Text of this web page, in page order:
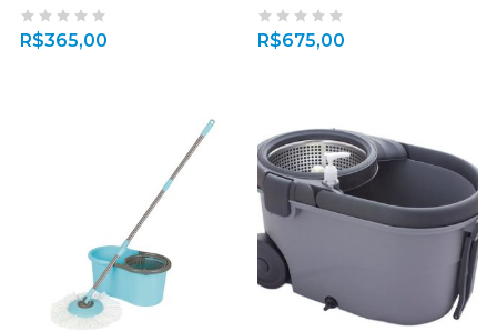
R$365,00 R$675,00